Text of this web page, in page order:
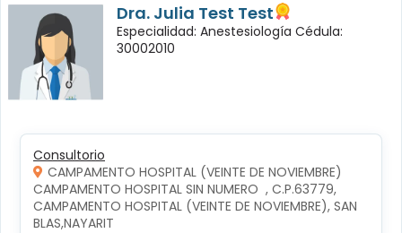
Dra. Julia Test Test
Especialidad: Anestesiología Cédula:
30002010
Consultorio
CAMPAMENTO HOSPITAL (VEINTE DE NOVIEMBRE)
CAMPAMENTO HOSPITAL SIN NUMERO  , C.P.63779,
CAMPAMENTO HOSPITAL (VEINTE DE NOVIEMBRE), SAN
BLAS,NAYARIT